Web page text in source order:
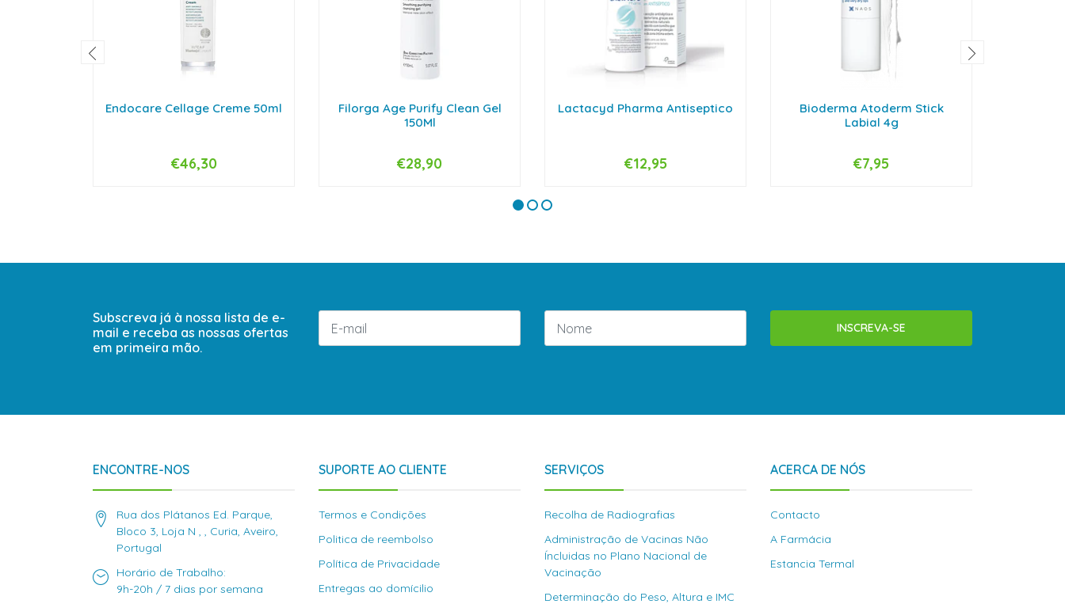
Endocare Cellage Creme 50ml
+
€46,30
Filorga Age Purify Clean Gel
150Ml
+
€28,90
Lactacyd Pharma Antiseptico
+
€12,95
Bioderma Atoderm Stick
Labial 4g
+
€7,95
Subscreva já à nossa lista de e-
mail e receba as nossas ofertas
em primeira mão.
INSCREVA-SE
ENCONTRE-NOS
Rua dos Plátanos Ed. Parque,
Bloco 3, Loja N , , Curia, Aveiro,
Portugal
Horário de Trabalho:
9h-20h / 7 dias por semana
SUPORTE AO CLIENTE
Termos e Condições
Politica de reembolso
Política de Privacidade
Entregas ao domícilio
SERVIÇOS
Recolha de Radiografias
Administração de Vacinas Não
Íncluidas no Plano Nacional de
Vacinação
Determinação do Peso, Altura e IMC
ACERCA DE NÓS
Contacto
A Farmácia
Estancia Termal